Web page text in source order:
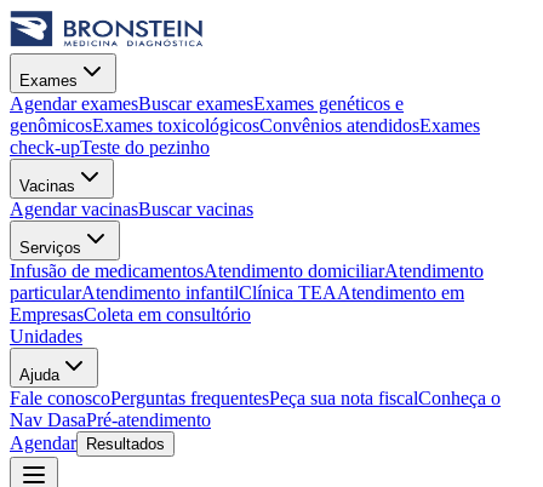
Exames
Agendar examesBuscar examesExames genéticos e
genômicosExames toxicológicosConvênios atendidosExames
check-upTeste do pezinho
Vacinas
Agendar vacinasBuscar vacinas
Serviços
Infusão de medicamentosAtendimento domiciliarAtendimento
particularAtendimento infantilClínica TEAAtendimento em
EmpresasColeta em consultório
Unidades
Ajuda
Fale conoscoPerguntas frequentesPeça sua nota fiscalConheça o
Nav DasaPré-atendimento
Agendar
Resultados